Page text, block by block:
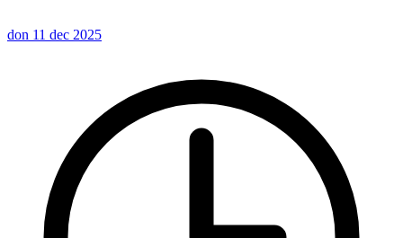
don 11 dec 2025